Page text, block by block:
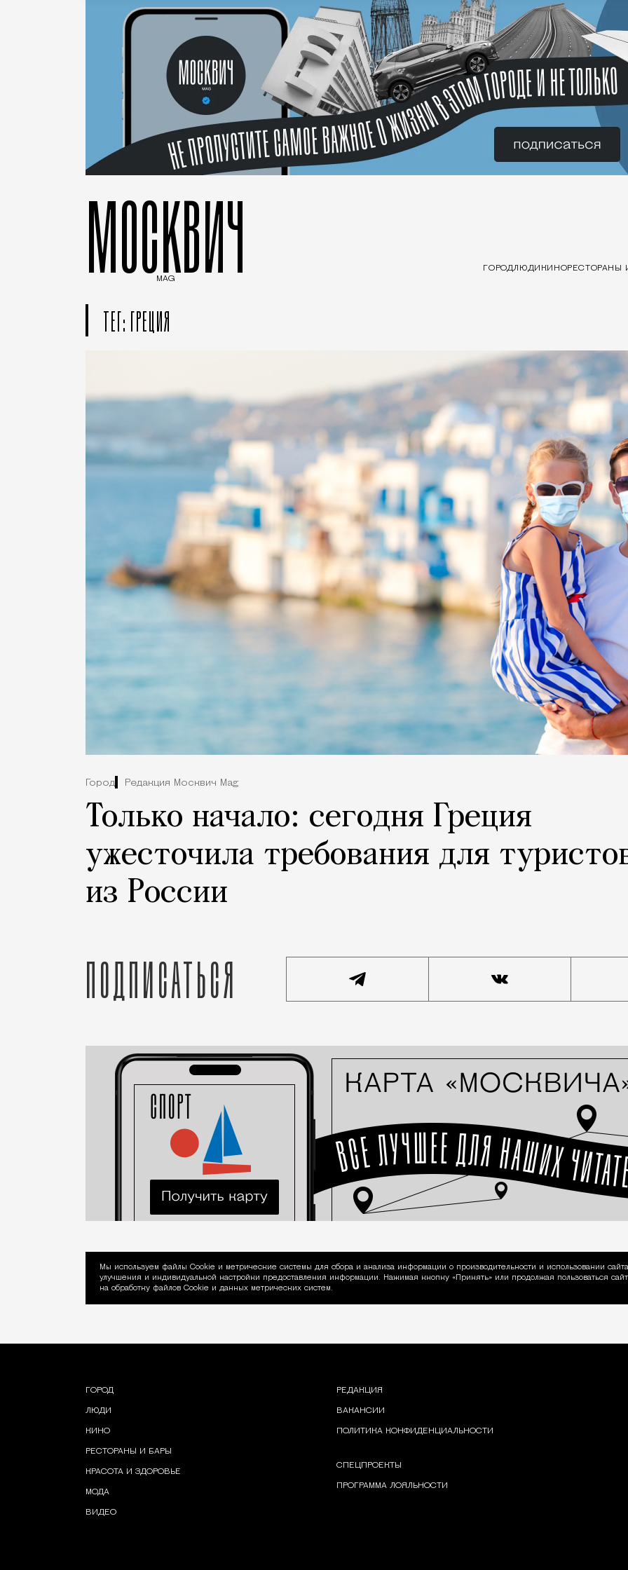
МОСКВИЧ
MAG
ГОРОДЛЮДИ КИНОРЕСТОРАНЫ
ТЕГ: ГРЕЦИЯ
Город Редакция Москвич Mag
Только начало: сегодня Греция
ужесточила требования для
из России
Подписаться
Уведомление об использовании Cookie
Мы используем файлы Сookie и метрические системы для сбора и анализа информации о производительности и использовании
улучшения и индивидуальной настройки предоставления информации. Нажимая кнопку «Принять» или продолжая пользоваться
на обработку файлов Cookie и данных метрических систем.
ГОРОД
ЛЮДИ
КИНО
РЕСТОРАНЫ И БАРЫ
КРАСОТА И ЗДОРОВЬЕ
МОДА
ВИДЕО
РЕДАКЦИЯ
ВАКАНСИИ
ПОЛИТИКА КОНФИДЕНЦИАЛЬНОСТИ
СПЕЦПРОЕКТЫ
ПРОГРАММА ЛОЯЛЬНОСТИ